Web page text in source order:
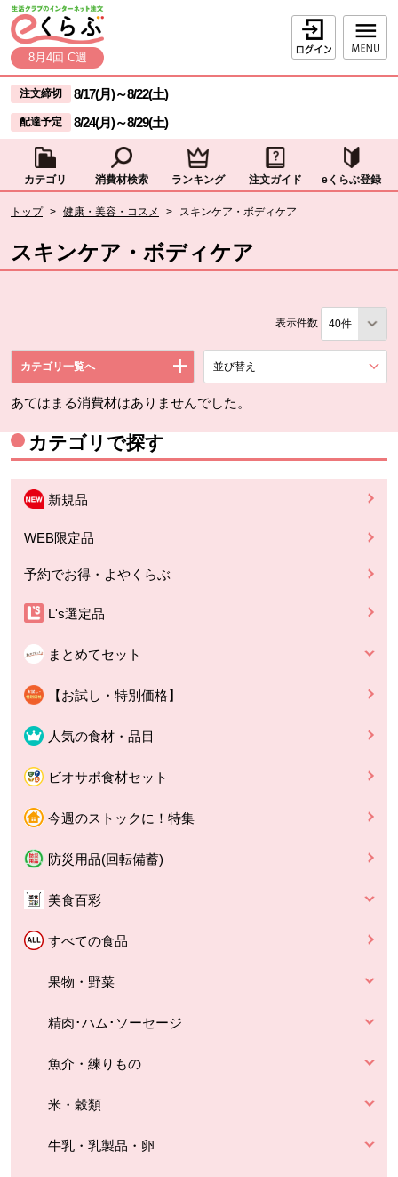
ページの先頭です。
本文へジャンプする。
8月4回 C週
ログイン
ここからサイト内共通メニューです。
サイト内共通メニューをスキップする
注文締切 8/17(月)～8/22(土)
配達予定 8/24(月)～8/29(土)
カテゴリ 消費材検索 ランキング 注文ガイド eくらぶ登録
トップ > 健康・美容・コスメ > スキンケア・ボディケア
スキンケア・ボディケア
表示件数
カテゴリ一覧へ 並び替え
あてはまる消費材はありませんでした。
カテゴリで探す
新規品
WEB限定品
予約でお得・よやくらぶ
L's選定品
まとめてセット
【お試し・特別価格】
人気の食材・品目
ビオサポ食材セット
今週のストックに！特集
防災用品(回転備蓄)
美食百彩
すべての食品
果物・野菜
精肉･ハム･ソーセージ
魚介・練りもの
米・穀類
牛乳・乳製品・卵